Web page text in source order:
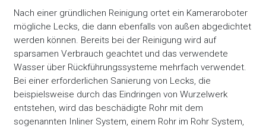
Nach einer gründlichen Reinigung ortet ein Kameraroboter
mögliche Lecks, die dann ebenfalls von außen abgedichtet
werden können. Bereits bei der Reinigung wird auf
sparsamen Verbrauch geachtet und das verwendete
Wasser über Rückführungssysteme mehrfach verwendet.
Bei einer erforderlichen Sanierung von Lecks, die
beispielsweise durch das Eindringen von Wurzelwerk
entstehen, wird das beschädigte Rohr mit dem
sogenannten Inliner System, einem Rohr im Rohr System,